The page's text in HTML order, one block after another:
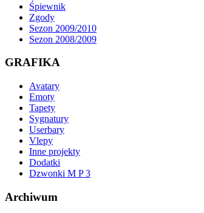
Śpiewnik
Zgody
Sezon 2009/2010
Sezon 2008/2009
GRAFIKA
Avatary
Emoty
Tapety
Sygnatury
Userbary
Vlepy
Inne projekty
Dodatki
Dzwonki M P 3
Archiwum